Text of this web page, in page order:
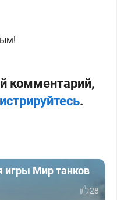
комментарий,
.
игры Мир танков
28